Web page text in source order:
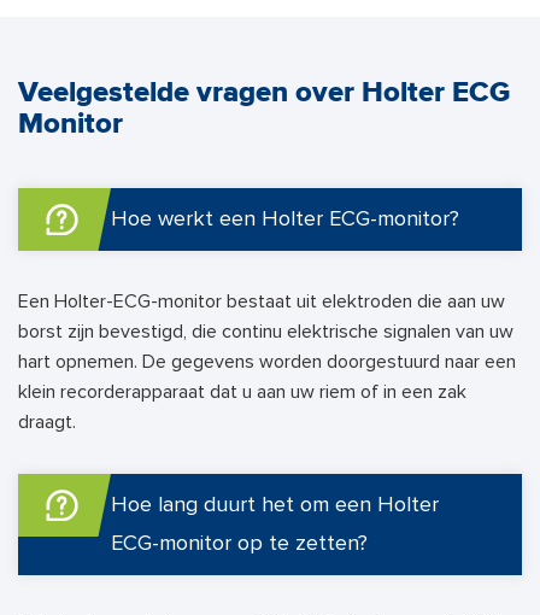
Veelgestelde vragen over Holter ECG
Monitor
Hoe werkt een Holter ECG-monitor?
Een Holter-ECG-monitor bestaat uit elektroden die aan uw
borst zijn bevestigd, die continu elektrische signalen van uw
hart opnemen. De gegevens worden doorgestuurd naar een
klein recorderapparaat dat u aan uw riem of in een zak
draagt.
Hoe lang duurt het om een Holter
ECG-monitor op te zetten?